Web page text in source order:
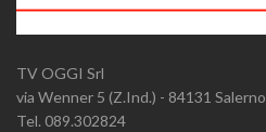
TV OGGI Srl
via Wenner 5 (Z.Ind.) - 84131 Salerno
Tel. 089.302824